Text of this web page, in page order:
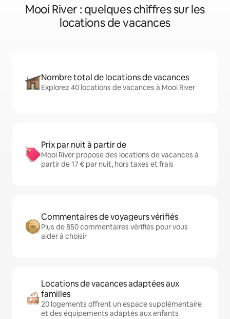
Mooi River : quelques chiffres sur les
locations de vacances
Nombre total de locations de vacances
Explorez 40 locations de vacances à Mooi River
Prix par nuit à partir de
Mooi River propose des locations de vacances à
partir de 17 € par nuit, hors taxes et frais
Commentaires de voyageurs vérifiés
Plus de 850 commentaires vérifiés pour vous
aider à choisir
Locations de vacances adaptées aux
familles
20 logements offrent un espace supplémentaire
et des équipements adaptés aux enfants